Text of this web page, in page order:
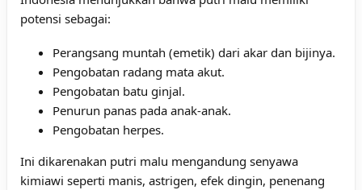
potensi sebagai:
Perangsang muntah (emetik) dari akar dan bijinya.
Pengobatan radang mata akut.
Pengobatan batu ginjal.
Penurun panas pada anak-anak.
Pengobatan herpes.
Ini dikarenakan putri malu mengandung senyawa
kimiawi seperti manis, astrigen, efek dingin, penenang